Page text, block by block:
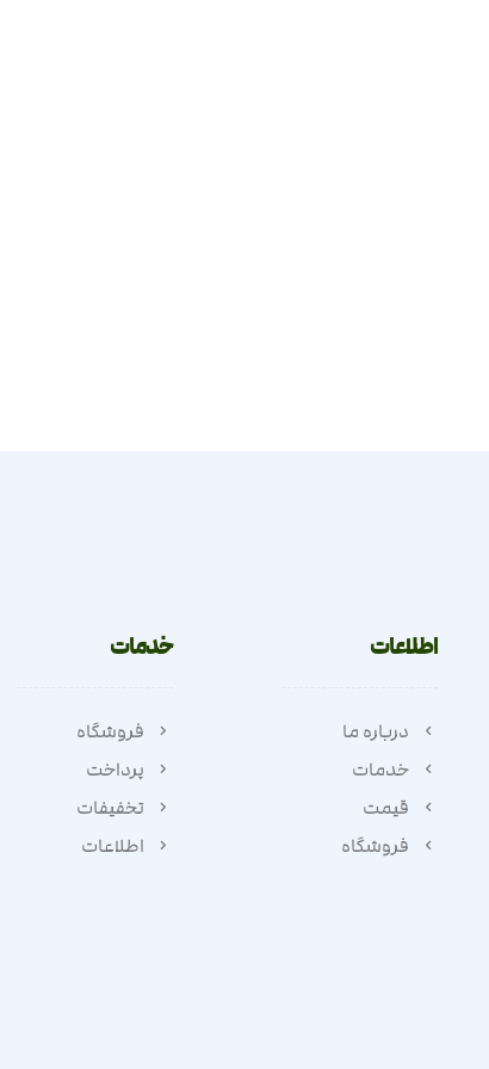
اطلاعات
درباره ما
خدمات
قیمت
فروشگاه
خدمات
فروشگاه
پرداخت
تخفیفات
اطلاعات